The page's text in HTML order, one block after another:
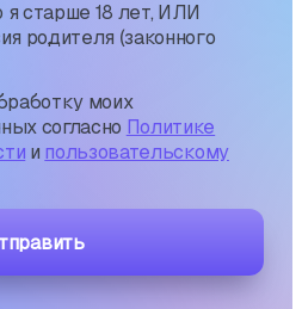
старше 18 лет, ИЛИ
родителя (законного
моих
согласно Политике
и пользовательскому